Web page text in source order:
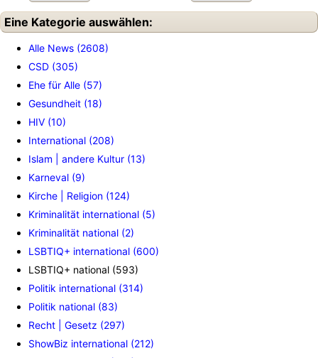
Eine Kategorie auswählen:
Alle News (2608)
CSD (305)
Ehe für Alle (57)
Gesundheit (18)
HIV (10)
International (208)
Islam | andere Kultur (13)
Karneval (9)
Kirche | Religion (124)
Kriminalität international (5)
Kriminalität national (2)
LSBTIQ+ international (600)
LSBTIQ+ national (593)
Politik international (314)
Politik national (83)
Recht | Gesetz (297)
ShowBiz international (212)